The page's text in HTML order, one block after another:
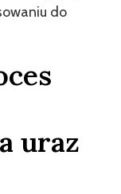
do
uraz